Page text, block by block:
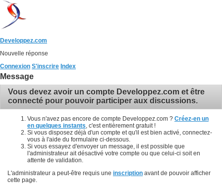
Developpez.com
Nouvelle réponse
Connexion S'inscrire Index
Message
Vous devez avoir un compte Developpez.com et être
connecté pour pouvoir participer aux discussions.
Vous n'avez pas encore de compte Developpez.com ? Créez-en un
en quelques instants , c'est entièrement gratuit !
Si vous disposez déjà d'un compte et qu'il est bien activé, connectez-
vous à l'aide du formulaire ci-dessous.
Si vous essayez d'envoyer un message, il est possible que
l'administrateur ait désactivé votre compte ou que celui-ci soit en
attente de validation.
L'administrateur a peut-être requis une inscription avant de pouvoir afficher
cette page.